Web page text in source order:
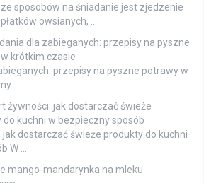
sposobów na śniadanie jest zjedzenie
owsianych, …
dla zabieganych: przepisy na pyszne
krótkim czasie
przepisy na pyszne potrawy w
…
żywności: jak dostarczać świeże
do kuchni w bezpieczny sposób
dostarczać świeże produkty do kuchni
W …
mango-mandarynka na mleku